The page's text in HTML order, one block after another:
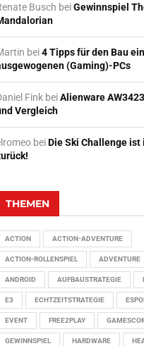
Busch beiGewinnspiel
bei4 Tipps für den Bau
(Gaming)-PCs
Fink beiAlienware
Vergleich
beiDie Ski Challenge ist
THEMEN
ACTION ACTION-ADVENTURE
ACTION-ROLLENSPIEL ADVENTURE
ANDROID AUFBAUSTRATEGIE
E3 ECHTZEITSTRATEGIE
EVENT FREE2PLAY
GEWINNSPIEL HARDWARE